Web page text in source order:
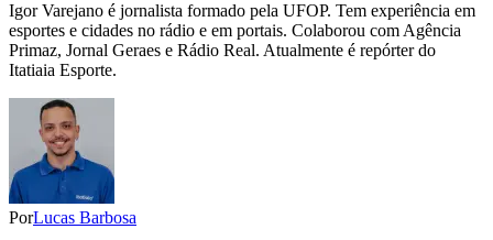
Igor Varejano é jornalista formado pela UFOP. Tem experiência em
esportes e cidades no rádio e em portais. Colaborou com Agência
Primaz, Jornal Geraes e Rádio Real. Atualmente é repórter do
Itatiaia Esporte.
PorLucas Barbosa